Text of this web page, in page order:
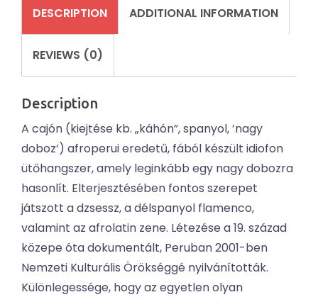
DESCRIPTION ADDITIONAL INFORMATION
REVIEWS (0)
Description
A cajón (kiejtése kb. „káhón”, spanyol, ’nagy
doboz’) afroperui eredetű, fából készült idiofon
ütőhangszer, amely leginkább egy nagy dobozra
hasonlít. Elterjesztésében fontos szerepet
játszott a dzsessz, a délspanyol flamenco,
valamint az afrolatin zene. Létezése a 19. század
közepe óta dokumentált, Peruban 2001-ben
Nemzeti Kulturális Örökséggé nyilvánították.
Különlegessége, hogy az egyetlen olyan